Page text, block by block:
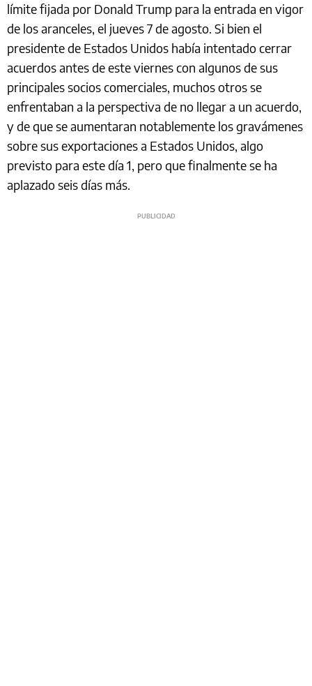
límite fijada por Donald Trump para la entrada en vigor
de los aranceles, el jueves 7 de agosto. Si bien el
presidente de Estados Unidos había intentado cerrar
acuerdos antes de este viernes con algunos de sus
principales socios comerciales, muchos otros se
enfrentaban a la perspectiva de no llegar a un acuerdo,
y de que se aumentaran notablemente los gravámenes
sobre sus exportaciones a Estados Unidos, algo
previsto para este día 1, pero que finalmente se ha
aplazado seis días más.